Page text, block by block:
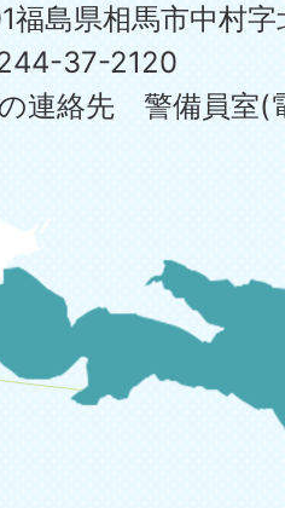
福島県相馬市中村
37-2120
連絡先 警備員室